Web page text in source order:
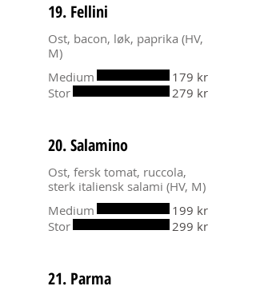
19. Fellini
Ost, bacon, løk, paprika (HV,
M)
Medium
179 kr
Stor
279 kr
20. Salamino
Ost, fersk tomat, ruccola,
sterk italiensk salami (HV, M)
Medium
199 kr
Stor
299 kr
21. Parma